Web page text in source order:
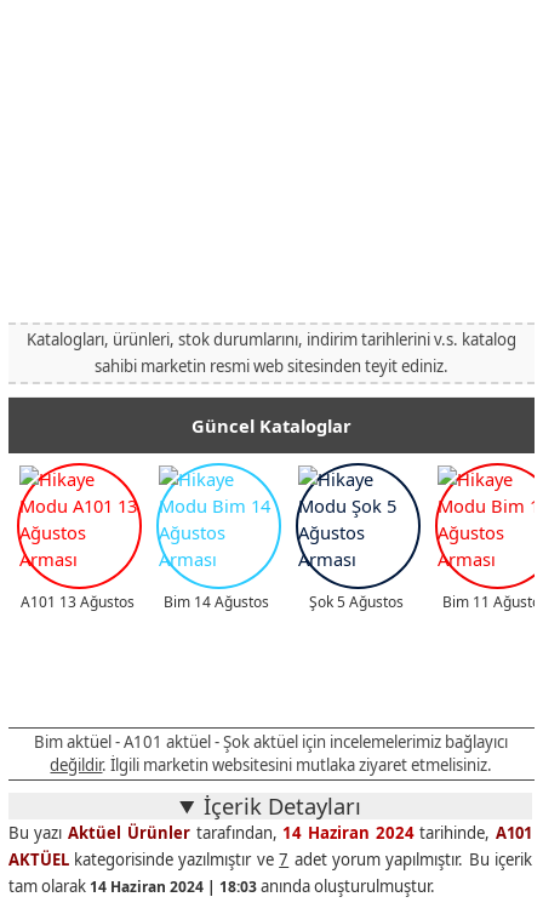
Katalogları, ürünleri, stok durumlarını, indirim tarihlerini v.s. katalog
sahibi marketin resmi web sitesinden teyit ediniz.
Güncel Kataloglar
A101 13 Ağustos Bim 14 Ağustos Şok 5 Ağustos Bim 11
Bim aktüel - A101 aktüel - Şok aktüel için incelemelerimiz bağlayıcı
değildir. İlgili marketin websitesini mutlaka ziyaret etmelisiniz.
İçerik Detayları
Bu yazıAktüel Ürünlertarafından, 14 Haziran 2024tarihinde,A101
AKTÜELkategorisinde yazılmıştır ve7 adet yorum yapılmıştır. Bu içerik
tam olarak 14 Haziran 2024 | 18:03anında oluşturulmuştur.